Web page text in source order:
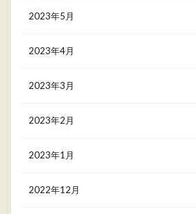
2023年5月
2023年4月
2023年3月
2023年2月
2023年1月
2022年12月